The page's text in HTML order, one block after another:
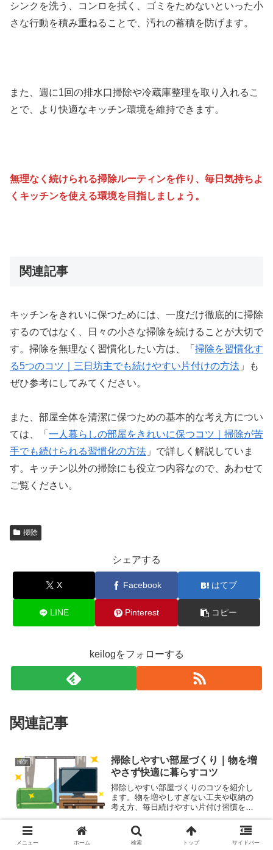
シンクを洗う、コンロを拭く、ゴミをためないといった小
さな行動を積み重ねることで、汚れの蓄積を防げます。
また、週に1回の排水口掃除や冷蔵庫整理を取り入れるこ
とで、より快適なキッチン環境を維持できます。
無理なく続けられる掃除ルーティンを作り、毎日気持ちよ
くキッチンを使える環境を目指しましょう。
関連記事
キッチンをきれいに保つためには、一度だけ徹底的に掃除
するのではなく、日々の小さな掃除を続けることが大切で
す。掃除を無理なく習慣化したい方は、「 掃除を習慣化す
る5つのコツ｜三日坊主でも続けやすい片付けの方法 」も
ぜひ参考にしてみてください。
また、部屋全体を清潔に保つための基本的な考え方につい
ては、「 一人暮らしの部屋をきれいに保つコツ｜掃除が苦
手でも続けられる習慣化の方法 」で詳しく解説していま
す。キッチン以外の掃除にも役立つ内容なので、あわせて
ご覧ください。
掃除
シェアする
X Facebook はてブ
LINE Pinterest コピー
keilogをフォローする
関連記事
掃除
掃除しやすい部屋づくり｜物を増
やさず快適に暮らすコツ
掃除しやすい部屋づくりのコツを紹介し
ます。物を増やしすぎない工夫や収納の
考え方、毎日続けやすい片付け習慣をわ
かりやすく解説し、一人暮らしでも快適
な部屋を維持するポイントをまとめまし
掃除
掃除スケジュールの作り方｜一人
メニュー ホーム 検索 トップ サイドバー